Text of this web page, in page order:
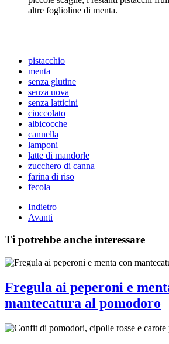
altre foglioline di menta.
pistacchio
menta
senza glutine
senza uova
senza latticini
cioccolato
albicocche
cannella
lamponi
latte di mandorle
zucchero di canna
farina di riso
fecola
Indietro
Avanti
Ti potrebbe anche interessare
Fregula ai peperoni e
mantecatura al pomodoro